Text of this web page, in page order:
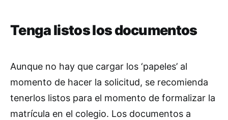
Tenga listos los documentos
Aunque no hay que cargar los ‘papeles’ al
momento de hacer la solicitud, se recomienda
tenerlos listos para el momento de formalizar la
matrícula en el colegio. Los documentos a